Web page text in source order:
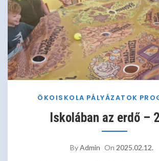
ÖKOISKOLA PÁLYÁZATOK
Iskolában az erdő –
ByAdmin On 2025.02.12.